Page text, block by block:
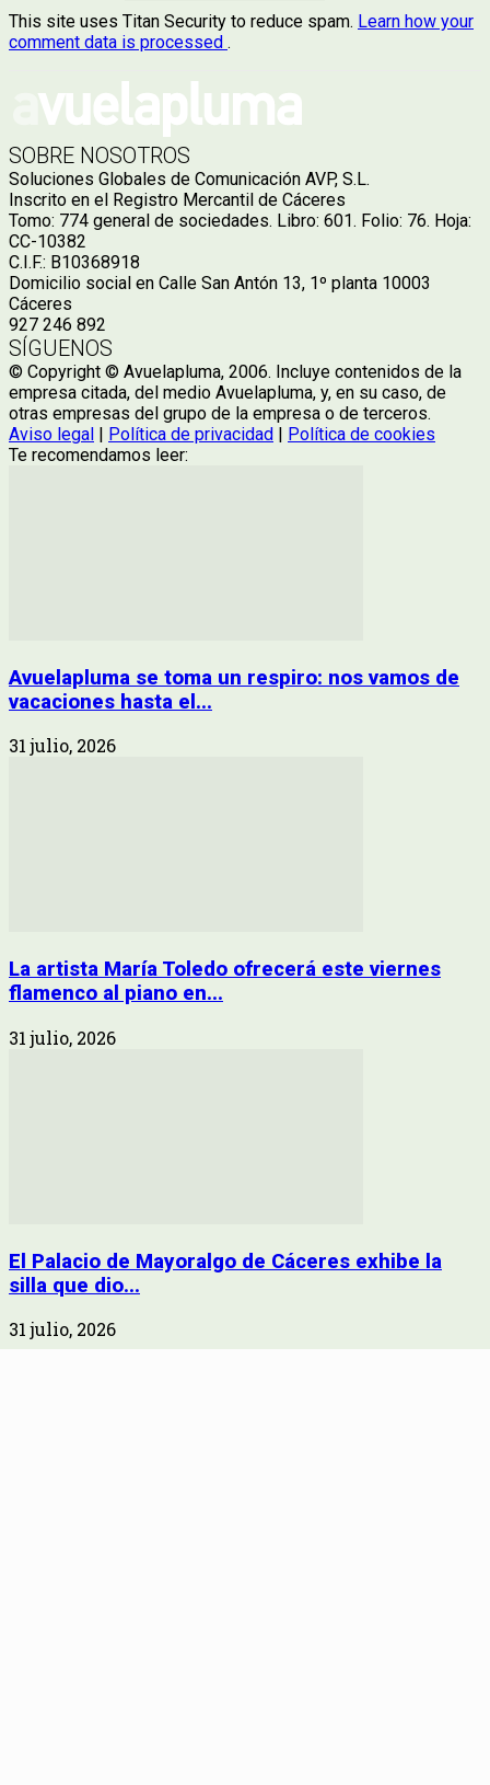
This site uses Titan Security to reduce spam. Learn how your
comment data is processed .
SOBRE NOSOTROS
Soluciones Globales de Comunicación AVP, S.L.
Inscrito en el Registro Mercantil de Cáceres
Tomo: 774 general de sociedades. Libro: 601. Folio: 76. Hoja:
CC-10382
C.I.F.: B10368918
Domicilio social en Calle San Antón 13, 1º planta 10003
Cáceres
927 246 892
SÍGUENOS
© Copyright © Avuelapluma, 2006. Incluye contenidos de la
empresa citada, del medio Avuelapluma, y, en su caso, de
otras empresas del grupo de la empresa o de terceros.
Aviso legal | Política de privacidad | Política de cookies
Te recomendamos leer:
Avuelapluma se toma un respiro: nos vamos de
vacaciones hasta el...
31 julio, 2026
La artista María Toledo ofrecerá este viernes
flamenco al piano en...
31 julio, 2026
El Palacio de Mayoralgo de Cáceres exhibe la
silla que dio...
31 julio, 2026